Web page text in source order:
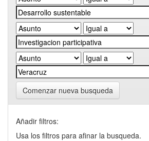
Comenzar nueva busqueda
Añadir filtros:
Usa los filtros para afinar la busqueda.